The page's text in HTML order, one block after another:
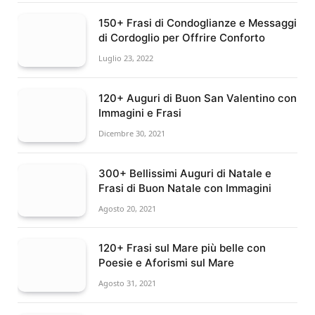
150+ Frasi di Condoglianze e Messaggi
di Cordoglio per Offrire Conforto
Luglio 23, 2022
120+ Auguri di Buon San Valentino con
Immagini e Frasi
Dicembre 30, 2021
300+ Bellissimi Auguri di Natale e
Frasi di Buon Natale con Immagini
Agosto 20, 2021
120+ Frasi sul Mare più belle con
Poesie e Aforismi sul Mare
Agosto 31, 2021